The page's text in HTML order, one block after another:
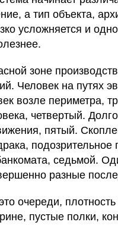
а тип объекта,
усложняется и
зоне
Человек на путях
возле периметра,
четвертый.
пятый.
подозрительное
седьмой.
разные
очереди, плотность
пустые полки,